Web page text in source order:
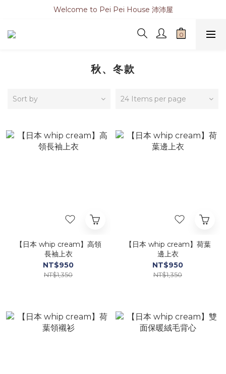
Welcome to Pei Pei House 沛沛屋
秋、冬款
Sort by 24 Items per page
【日本 whip cream】高領
長袖上衣
NT$950
NT$1,350
【日本 whip cream】荷葉
邊上衣
NT$950
NT$1,350